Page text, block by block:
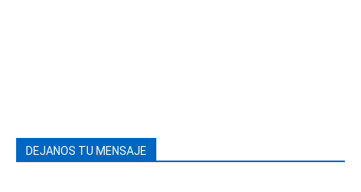
DEJANOS TU MENSAJE